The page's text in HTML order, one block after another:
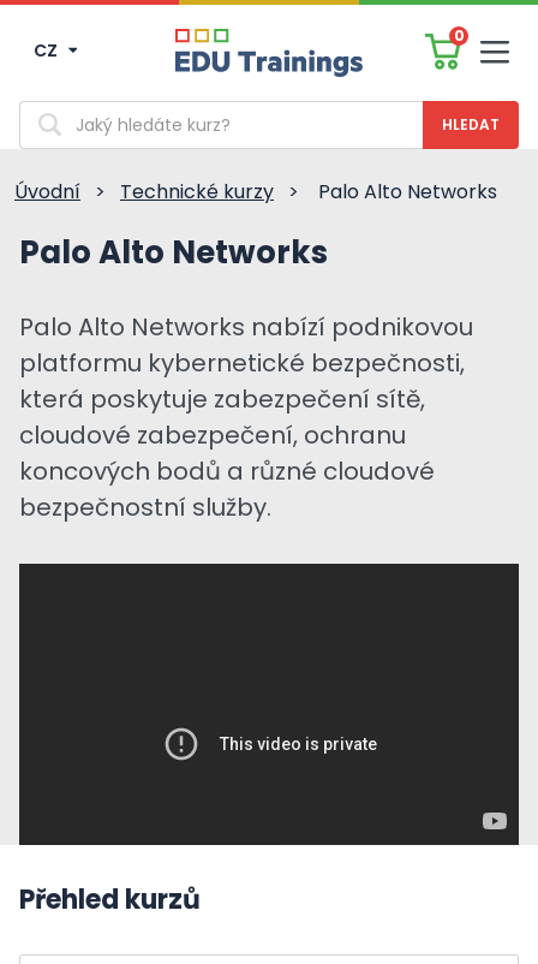
CZ
0
Vyhledávání
Úvodní > Technické kurzy > Palo Alto Networks
Palo Alto Networks
Palo Alto Networks nabízí podnikovou
platformu kybernetické bezpečnosti,
která poskytuje zabezpečení sítě,
cloudové zabezpečení, ochranu
koncových bodů a různé cloudové
bezpečnostní služby.
Přehled kurzů